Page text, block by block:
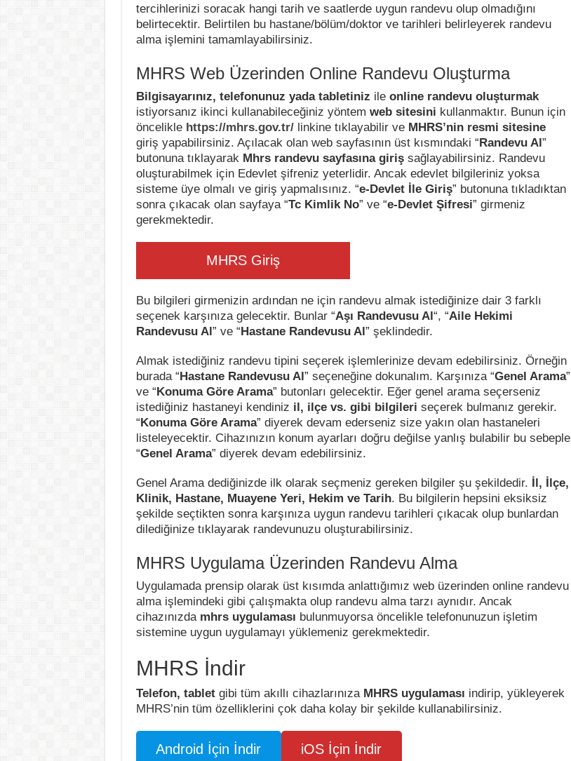
tercihlerinizi soracak hangi tarih ve saatlerde uygun randevu olup olmadığını
belirtecektir. Belirtilen bu hastane/bölüm/doktor ve tarihleri belirleyerek randevu
alma işlemini tamamlayabilirsiniz.
MHRS Web Üzerinden Online Randevu Oluşturma
Bilgisayarınız, telefonunuz yada tabletiniz ile online randevu oluşturmak
istiyorsanız ikinci kullanabileceğiniz yöntem web sitesini kullanmaktır. Bunun için
öncelikle https://mhrs.gov.tr/linkine tıklayabilir ve MHRS’nin resmi sitesine
giriş yapabilirsiniz. Açılacak olan web sayfasının üst kısmındaki “Randevu Al”
butonuna tıklayarak Mhrs randevu sayfasına girişsağlayabilirsiniz. Randevu
oluşturabilmek için Edevlet şifreniz yeterlidir. Ancak edevlet bilgileriniz yoksa
sisteme üye olmalı ve giriş yapmalısınız. “e-Devlet İle Giriş” butonuna tıkladıktan
sonra çıkacak olan sayfaya “Tc Kimlik No” ve “e-Devlet Şifresi” girmeniz
gerekmektedir.
MHRS Giriş
Bu bilgileri girmenizin ardından ne için randevu almak istediğinize dair 3 farklı
seçenek karşınıza gelecektir. Bunlar “Aşı Randevusu Al“, “Aile Hekimi
Randevusu Al” ve “Hastane Randevusu Al” şeklindedir.
Almak istediğiniz randevu tipini seçerek işlemlerinize devam edebilirsiniz. Örneğin
burada “Hastane Randevusu Al” seçeneğine dokunalım. Karşınıza “Genel Arama”
ve “Konuma Göre Arama” butonları gelecektir. Eğer genel arama seçerseniz
istediğiniz hastaneyi kendiniz il, ilçe vs. gibi bilgileri seçerek bulmanız gerekir.
“Konuma Göre Arama” diyerek devam ederseniz size yakın olan hastaneleri
listeleyecektir. Cihazınızın konum ayarları doğru değilse yanlış bulabilir bu sebeple
“Genel Arama” diyerek devam edebilirsiniz.
Genel Arama dediğinizde ilk olarak seçmeniz gereken bilgiler şu şekildedir. İl, İlçe,
Klinik, Hastane, Muayene Yeri, Hekim ve Tarih. Bu bilgilerin hepsini eksiksiz
şekilde seçtikten sonra karşınıza uygun randevu tarihleri çıkacak olup bunlardan
dilediğinize tıklayarak randevunuzu oluşturabilirsiniz.
MHRS Uygulama Üzerinden Randevu Alma
Uygulamada prensip olarak üst kısımda anlattığımız web üzerinden online randevu
alma işlemindeki gibi çalışmakta olup randevu alma tarzı aynıdır. Ancak
cihazınızda mhrs uygulaması bulunmuyorsa öncelikle telefonunuzun işletim
sistemine uygun uygulamayı yüklemeniz gerekmektedir.
MHRS İndir
Telefon, tabletgibi tüm akıllı cihazlarınıza MHRS uygulaması indirip, yükleyerek
MHRS’nin tüm özelliklerini çok daha kolay bir şekilde kullanabilirsiniz.
Android İçin İndir iOS İçin İndir